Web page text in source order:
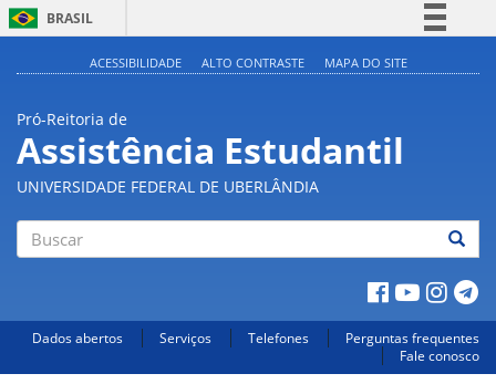
BRASIL
Acesso à informação
Legislação
Canais
ACESSIBILIDADE ALTO CONTRASTE MAPA DO SITE
Pró-Reitoria de
Assistência Estudantil
UNIVERSIDADE FEDERAL DE UBERLÂNDIA
Dados abertos Serviços Telefones
Perguntas frequentes
Fale conosco